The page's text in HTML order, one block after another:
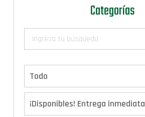
Categorías
Todo
¡Disponibles! Entrega inmediata